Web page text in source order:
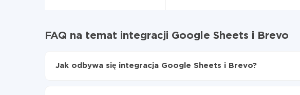
FAQ na temat integracji Google Sheets i Brevo
Jak odbywa się integracja Google Sheets i Brevo?